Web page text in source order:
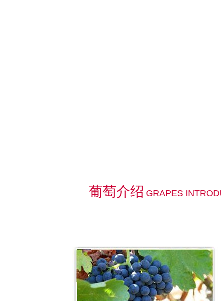
葡萄介绍 GRAPES